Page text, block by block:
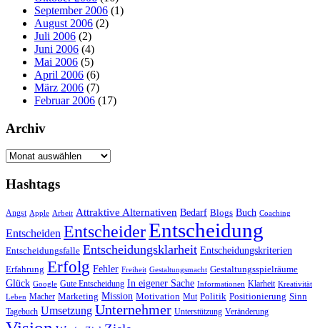
September 2006 (1)
August 2006 (2)
Juli 2006 (2)
Juni 2006 (4)
Mai 2006 (5)
April 2006 (6)
März 2006 (7)
Februar 2006 (17)
Archiv
Archiv
Hashtags
Angst Apple Arbeit Attraktive Alternativen Bedarf Blogs Buch Coaching
Entscheiden EntscheiderEntscheidung
Entscheidungsfalle Entscheidungsklarheit Entscheidungskriterien
Erfahrung Erfolg Fehler Freiheit Gestaltungsmacht Gestaltungsspielräume
Glück Google Gute Entscheidung In eigener Sache Informationen Klarheit Kreativität
Leben Macher Marketing Mission Motivation Mut Politik Positionierung Sinn
Tagebuch Umsetzung Unternehmer Unterstützung Veränderung